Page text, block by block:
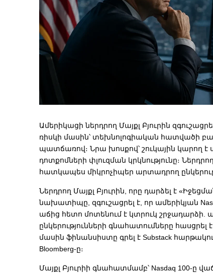
Ամերիկացի ներդրող Մայքլ Բյուրին
ռիսկի մասին՝ տեխնոլոգիական հատվածի
պատճառով։ Նրա խոսքով՝ շուկային կարող է
դոտքոմների փլուզման կրկնությունը։
հատկապես միկրոչիպեր արտադրող
Ներդրող Մայքլ Բյուրին, որը դարձել է
նախատիպը, զգուշացրել է, որ ամերիկյան
աճից հետո մոտենում է կտրուկ շրջադարձի.
ընկերությունների գնահատումները
մասին ֆինանսիստը գրել է Substack
Bloomberg-ը։
Մայքլ Բյուրիի գնահատմամբ՝ Nasdaq 100-ը